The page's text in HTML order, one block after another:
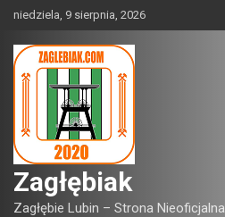
Skip
content
niedziela, 9 sierpnia, 2026
Zagłębiak
Zagłębie Lubin – Strona Nieoficjalna